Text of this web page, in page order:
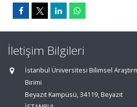
İletişim Bilgileri
İstanbul Üniversitesi Bilimsel
Birimi
Beyazıt Kampüsü, 34119, Beyazıt